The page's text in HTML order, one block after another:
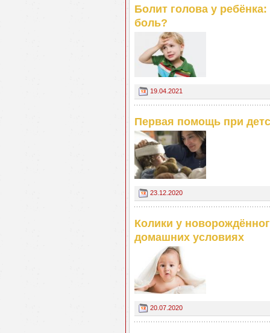
Болит голова у
боль?
19.04.2021
Первая помощь при
23.12.2020
Колики у
домашних условиях
20.07.2020